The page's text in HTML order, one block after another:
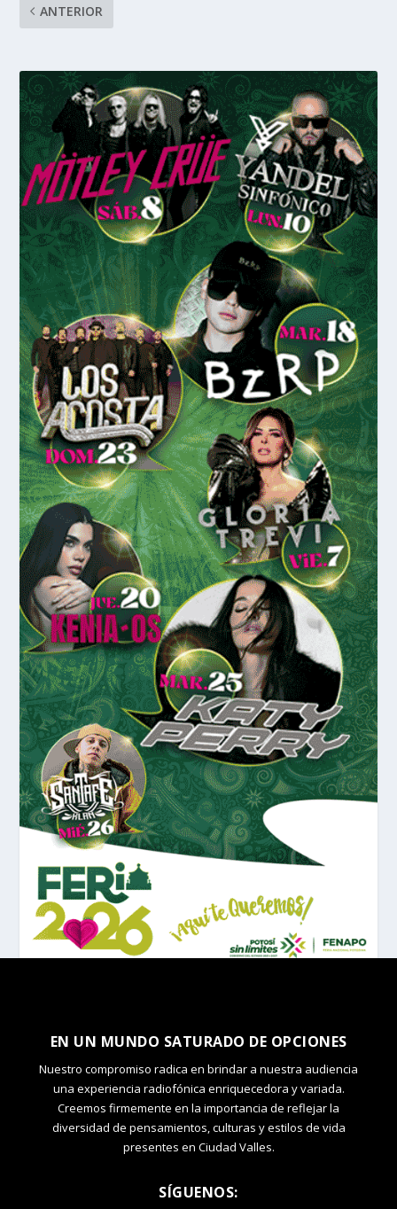
ANTERIOR
EN UN MUNDO SATURADO DE OPCIONES
Nuestro compromiso radica en brindar a nuestra audiencia
una experiencia radiofónica enriquecedora y variada.
Creemos firmemente en la importancia de reflejar la
diversidad de pensamientos, culturas y estilos de vida
presentes en Ciudad Valles.
SÍGUENOS: